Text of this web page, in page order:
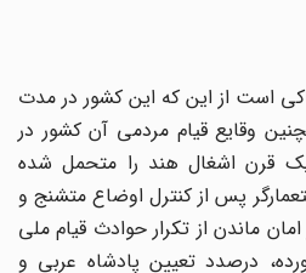
است از این که این کشور در مدت
وقایع قیام مردمی آن کشور در
یک قرن اشغال هند را متحمل شده
پس از کنترل اوضاع متشنج و
ماندن از تکرار حوادث قیام ملی
درصدد تعیین پادشاه عربی و